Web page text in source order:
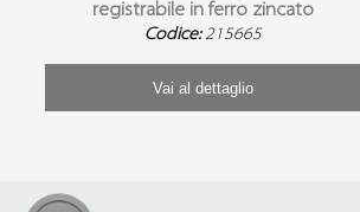
registrabile in ferro zincato
Codice:215665
Vai al dettaglio